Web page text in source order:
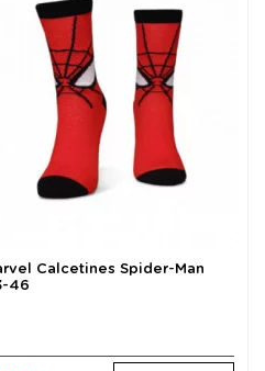
Calcetines Spider-Man
46